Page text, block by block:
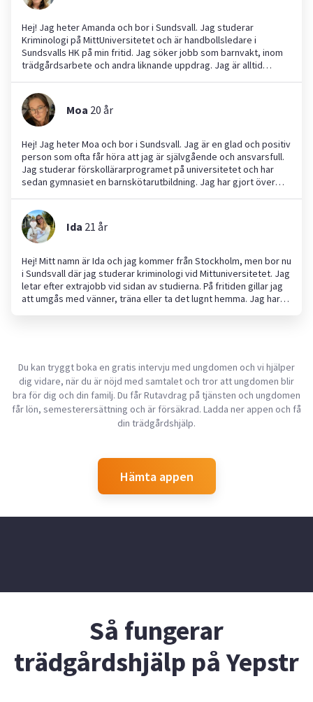
Hej! Jag heter Amanda och bor i Sundsvall. Jag studerar
Kriminologi på MittUniversitetet och är handbollsledare i
Sundsvalls HK på min fritid. Jag söker jobb som barnvakt, inom
trädgårdsarbete och andra liknande uppdrag. Jag är alltid
fått mycket erfarenhet av att stötta och hjälpa barn i deras
utveckling. Jag tar även hand om mina egna djur varje dag, så
passar bra som djurvakt. Tveka inte att höra av er om ni har
frågor – jag ser fram emot att hjälpa till och bidra med energi
och engagemang! Mitt schema är svårt att veta eftersom det är
föreläsningar olika dagar varje vecka.
Moa 20 år
Hej! Jag heter Moa och bor i Sundsvall. Jag är en glad och positiv
person som ofta får höra att jag är självgående och ansvarsfull.
Jag studerar förskollärarprogramet på universitetet och har
sedan gymnasiet en barnskötarutbildning. Jag har gjort över
åldrarna 2-4 år. Jag har dessutom hämtat och lämnat barn på
förskola, haft sommarjobb på förskola och varit barnvakt åt
många olika familjer både via Yepstr och privat. Förutom detta
har jag även erfarenhet av både trädgårdsarbete och olika jobb
för företag. Jag ser fram emot att kunna hjälpa till där det
behövs!
Ida 21 år
Hej! Mitt namn är Ida och jag kommer från Stockholm, men bor nu
i Sundsvall där jag studerar kriminologi vid Mittuniversitetet. Jag
letar efter extrajobb vid sidan av studierna. På fritiden gillar jag
att umgås med vänner, träna eller ta det lugnt hemma. Jag har
trivs med nya utmaningar. Jag ser mig själv som en ansvarsfull
person och hjälper gärna till med barnpassning, läxhjälp eller
djurpassning. Hör av er om jag låter som rätt person för er!
Du kan tryggt boka en gratis intervju med ungdomen och vi hjälper
dig vidare, när du är nöjd med samtalet och tror att ungdomen blir
bra för dig och din familj. Du får Rutavdrag på tjänsten och ungdomen
får lön, semesterersättning och är försäkrad. Ladda ner appen och få
din trädgårdshjälp.
Hämta appen
Så fungerar
trädgårdshjälp på Yepstr